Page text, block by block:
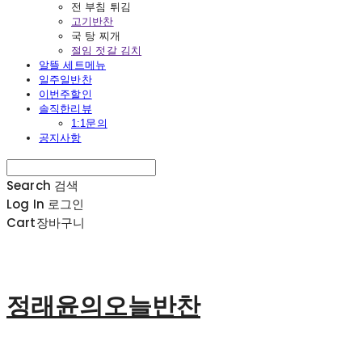
전 부침 튀김
고기반찬
국 탕 찌개
절임 젓갈 김치
알뜰 세트메뉴
일주일반찬
이번주할인
솔직한리뷰
1:1문의
공지사항
Search 검색
Log In 로그인
Cart장바구니
정래윤의오늘반찬